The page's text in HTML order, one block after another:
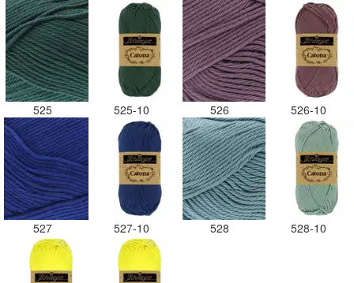
525 525-10 526 526-10
527 527-10 528 528-10